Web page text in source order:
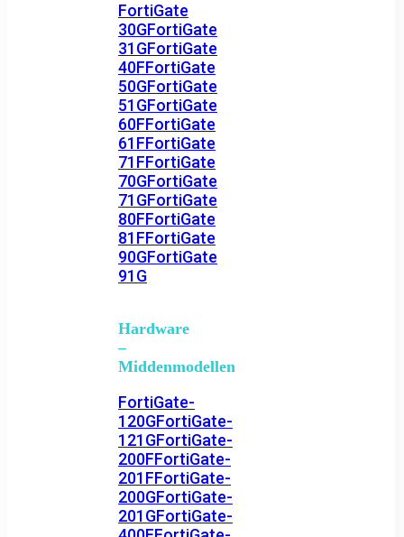
FortiGate
30GFortiGate
31GFortiGate
40FFortiGate
50GFortiGate
51GFortiGate
60FFortiGate
61FFortiGate
71FFortiGate
70GFortiGate
71GFortiGate
80FFortiGate
81FFortiGate
90GFortiGate
91G
Hardware
–
Middenmodellen
FortiGate-
120GFortiGate-
121GFortiGate-
200FFortiGate-
201FFortiGate-
200GFortiGate-
201GFortiGate-